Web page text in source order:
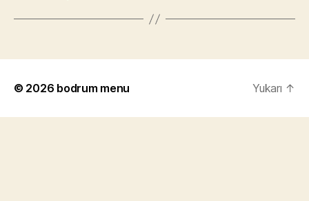
© 2026 bodrum menu Yukarı ↑